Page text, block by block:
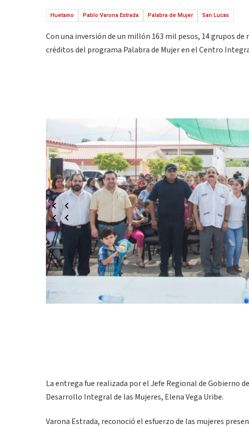
Huetamo Pablo Varona Estrada Palabra de Mujer San Lucas
Con una inversión de un millón 163 mil pesos, 14 grupos
créditos del programa Palabra de Mujer en el Centro
La entrega fue realizada por el Jefe Regional de Gobierno
Desarrollo Integral de las Mujeres, Elena Vega Uribe.
Varona Estrada, reconoció el esfuerzo de las mujeres